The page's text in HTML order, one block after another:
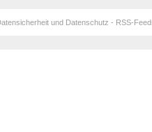
und Datenschutz - RSS-